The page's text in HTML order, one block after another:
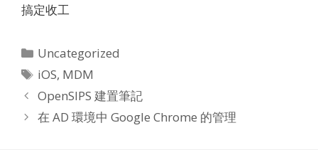
搞定收工
Categories
Uncategorized
Tags
iOS, MDM
OpenSIPS 建置筆記
在 AD 環境中 Google Chrome 的管理